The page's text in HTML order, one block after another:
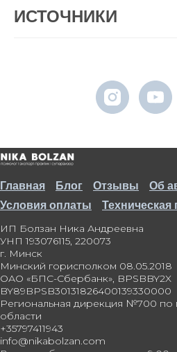
ИСТОЧНИКИ
Главная Блог Отзывы Об
Условия оплаты
Техническая
ИП Болзан Ника Андреевна
УНП 193076115, 220073
г. Минск
Минский горисполком 08.05.2018
ОАО «БПС-Сбербанк», BPSBBY2X
BY89BPSB30131826400139330000
Региональная дирекция №700 по
области
+35797411943
info@nikabolzan.com